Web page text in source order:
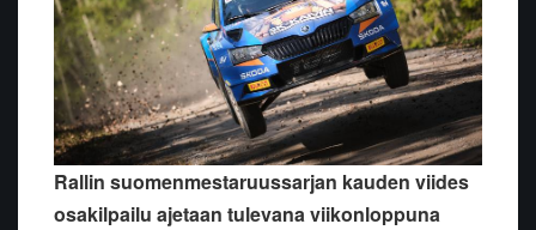
Rallin suomenmestaruussarjan kauden viides
osakilpailu ajetaan tulevana viikonloppuna